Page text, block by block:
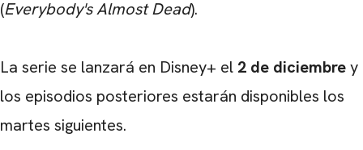
(Everybody's Almost Dead).
La serie se lanzará en Disney+ el 2 de diciembrey
los episodios posteriores estarán disponibles los
martes siguientes.